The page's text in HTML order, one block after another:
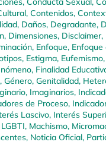
, Contenidos,
, Daños, Degradante,
, Dimensiones, Disclaimer,
, Enfoque, Enfoque
, Estigma, Eufemismo,
, Finalidad
, Género, Genitalidad,
, Imaginarios,
de Proceso,
Lascivo, Interés
LGBTI, Machismo,
, Noticia Oficial,